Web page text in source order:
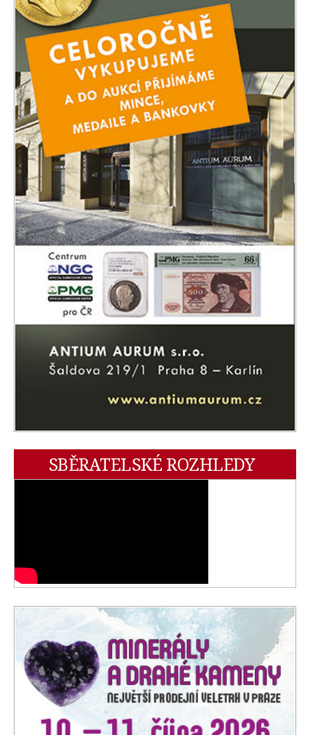
SBĚRATELSKÉ ROZHLEDY